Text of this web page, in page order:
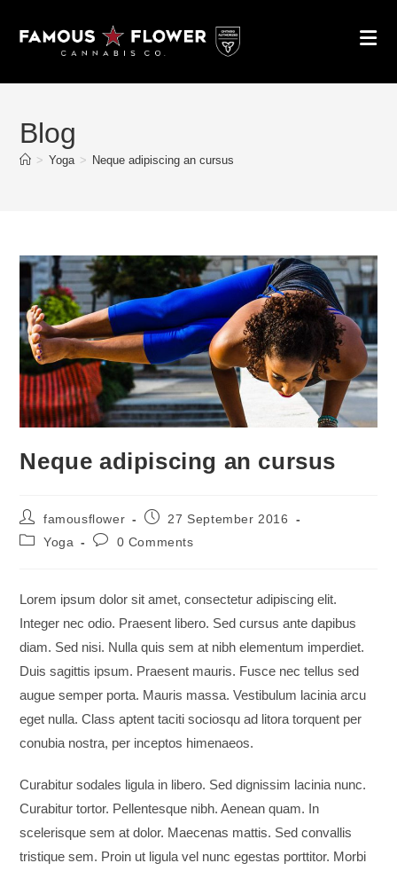
Blog
> Yoga > Neque adipiscing an cursus
Neque adipiscing an cursus
Post
author:
famousflower
Post27 September 2016
PostYoga
Post0 Comments
Lorem ipsum dolor sit amet, consectetur adipiscing elit.
Integer nec odio. Praesent libero. Sed cursus ante dapibus
diam. Sed nisi. Nulla quis sem at nibh elementum imperdiet.
Duis sagittis ipsum. Praesent mauris. Fusce nec tellus sed
augue semper porta. Mauris massa. Vestibulum lacinia arcu
eget nulla. Class aptent taciti sociosqu ad litora torquent per
conubia nostra, per inceptos himenaeos.
Curabitur sodales ligula in libero. Sed dignissim lacinia nunc.
Curabitur tortor. Pellentesque nibh. Aenean quam. In
scelerisque sem at dolor. Maecenas mattis. Sed convallis
tristique sem. Proin ut ligula vel nunc egestas porttitor. Morbi